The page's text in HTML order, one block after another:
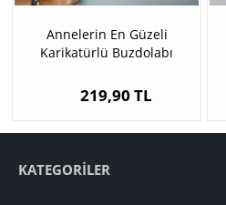
Annelerin En Güzeli
Karikatürlü Buzdolabı
219,90 TL
KATEGORILER